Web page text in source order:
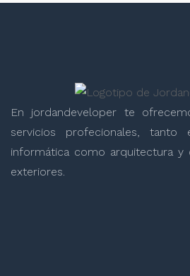
En jordandeveloper te
servicios profecionales,
informática como arquitectura y
exteriores.